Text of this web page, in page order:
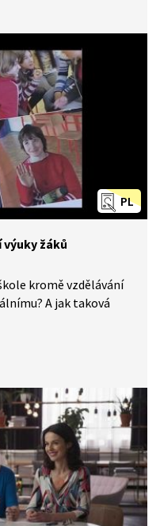
ve videu.
PL
žáků
kromě vzdělávání
A jak taková